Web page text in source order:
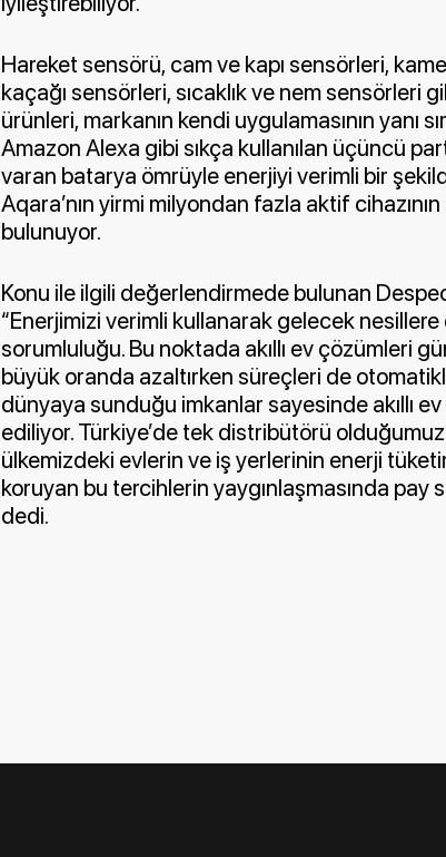
Hareket sensörü, cam ve kapı sensörleri,
kaçağı sensörleri, sıcaklık ve nem sensörleri
ürünleri, markanın kendi uygulamasının yanı
Amazon Alexa gibi sıkça kullanılan üçüncü
varan batarya ömrüyle enerjiyi verimli bir
Aqara’nın yirmi milyondan fazla aktif
bulunuyor.
Konu ile ilgili değerlendirmede bulunan
“Enerjimizi verimli kullanarak gelecek
sorumluluğu. Bu noktada akıllı ev çözümleri
büyük oranda azaltırken süreçleri de
dünyaya sunduğu imkanlar sayesinde akıllı
ediliyor. Türkiye’de tek distribütörü
ülkemizdeki evlerin ve iş yerlerinin enerji
koruyan bu tercihlerin yaygınlaşmasında pay
dedi.